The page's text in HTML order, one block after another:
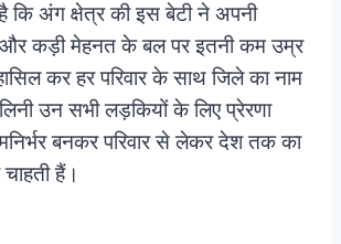
कि अंग क्षेत्र की इस बेटी ने अपनी
और कड़ी मेहनत के बल पर इतनी कम उम्र
कर हर परिवार के साथ जिले का नाम
उन सभी लड़कियों के लिए प्रेरणा
बनकर परिवार से लेकर देश तक का
हैं।